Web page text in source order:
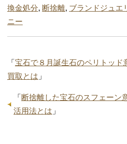
換金処分, 断捨離, ブランドジュエ
ニー
「 宝石で８月誕生石のペリトッド
買取とは 」
「 断捨離した宝石のスフェーン
活用法とは 」